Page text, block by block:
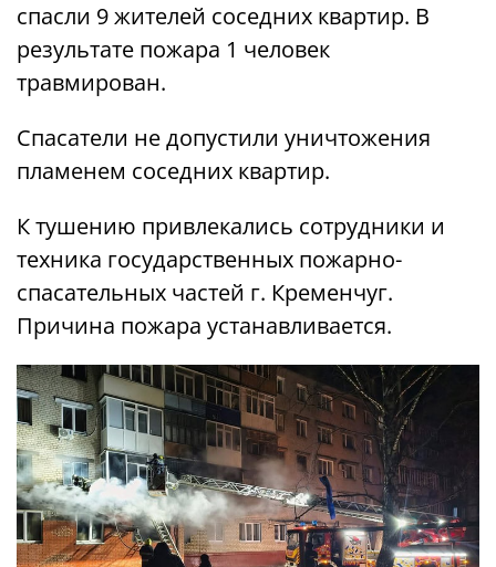
спасли 9 жителей соседних квартир. В
результате пожара 1 человек
травмирован.
Спасатели не допустили уничтожения
пламенем соседних квартир.
К тушению привлекались сотрудники и
техника государственных пожарно-
спасательных частей г. Кременчуг.
Причина пожара устанавливается.